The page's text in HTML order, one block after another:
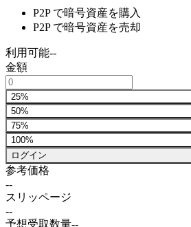
P2P で暗号資産を購入
P2P で暗号資産を売却
利用可能--
金額
25%
50%
75%
100%
ログイン
参考価格
--
スリッページ
--
予想受取数量--